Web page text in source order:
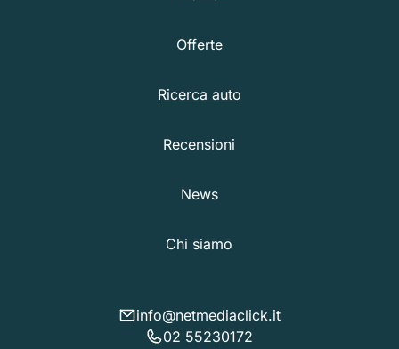
Offerte
Ricerca auto
Recensioni
News
Chi siamo
info@netmediaclick.it
02 55230172